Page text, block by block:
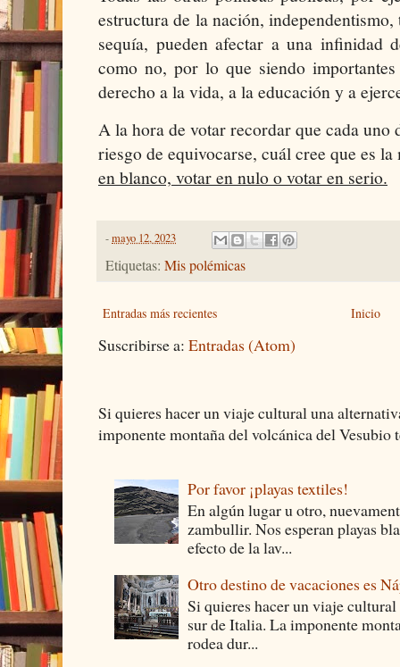
estructura de la nación,
sequía, pueden afectar a una infinidad
como no, por lo que siendo
derecho a la vida, a la educación y a
A la hora de votar recordar que cada uno
riesgo de equivocarse, cuál cree que es
en blanco, votar en nulo o votar en serio.
-mayo 12, 2023
Etiquetas: Mis polémicas
Entradas más recientes Inicio
Suscribirse a: Entradas (Atom)
Si quieres hacer un viaje cultural una
imponente montaña del volcánica del Vesubio
Por favor ¡playas textiles!
En algún lugar u otro,
zambullir. Nos esperan playas
efecto de la lav...
Otro destino de vacaciones es
Si quieres hacer un viaje
sur de Italia. La imponente
rodea dur...